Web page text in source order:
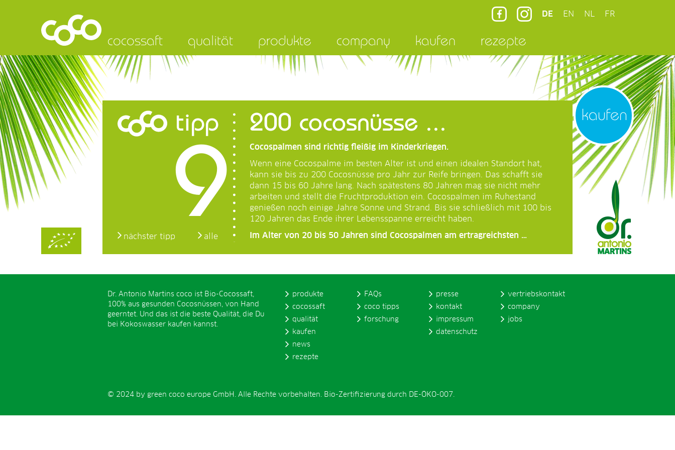
DE EN NL FR
cocossaft qualität produkte company kaufen rezepte
kaufen
tipp
9 200 cocosnüsse ...
Cocospalmen sind richtig fleißig im Kinderkriegen.
Wenn eine Cocospalme im besten Alter ist und einen idealen Standort hat,
kann sie bis zu 200 Cocosnüsse pro Jahr zur Reife bringen. Das schafft sie
dann 15 bis 60 Jahre lang. Nach spätestens 80 Jahren mag sie nicht mehr
arbeiten und stellt die Fruchtproduktion ein. Cocospalmen im Ruhestand
genießen noch einige Jahre Sonne und Strand. Bis sie schließlich mit 100 bis
120 Jahren das Ende ihrer Lebensspanne erreicht haben.
Im Alter von 20 bis 50 Jahren sind Cocospalmen am ertragreichsten …
nächster tipp alle
Dr. Antonio Martins coco ist Bio-Cocossaft,
100% aus gesunden Cocosnüssen, von Hand
geerntet. Und das ist die beste Qualität, die Du
bei Kokoswasser kaufen kannst.
produkte
cocossaft
qualität
kaufen
news
rezepte
FAQs
coco tipps
forschung
presse
kontakt
impressum
datenschutz
vertriebskontakt
company
jobs
© 2024 by green coco europe GmbH. Alle Rechte vorbehalten. Bio-Zertifizierung durch DE-ÖKO-007.